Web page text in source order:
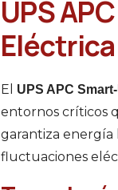
UPS
El UPS APC
entornos críticos
garantiza energía
fluctuaciones